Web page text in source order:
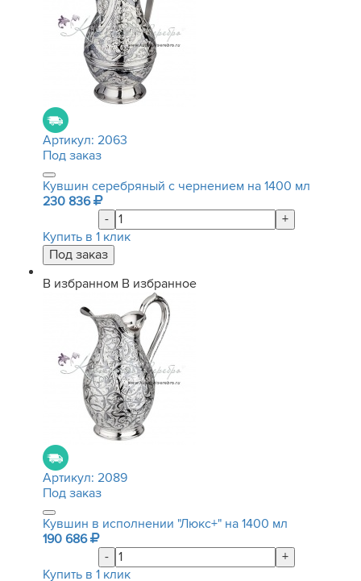
Артикул: 2063
Под заказ
Кувшин серебряный с чернением на 1400 мл
230 836
-
+
Купить в 1 клик
В избранном В избранное
Артикул: 2089
Под заказ
Кувшин в исполнении "Люкс+" на 1400 мл
190 686
-
+
Купить в 1 клик